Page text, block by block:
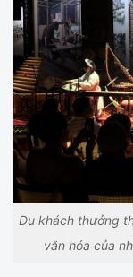
Du khách thưởng
văn hóa của